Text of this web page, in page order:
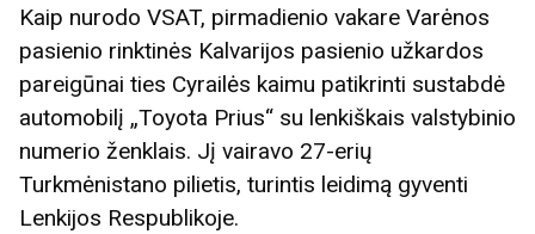
Kaip nurodo VSAT, pirmadienio vakare Varėnos
pasienio rinktinės Kalvarijos pasienio užkardos
pareigūnai ties Cyrailės kaimu patikrinti sustabdė
automobilį „Toyota Prius“ su lenkiškais valstybinio
numerio ženklais. Jį vairavo 27-erių
Turkmėnistano pilietis, turintis leidimą gyventi
Lenkijos Respublikoje.